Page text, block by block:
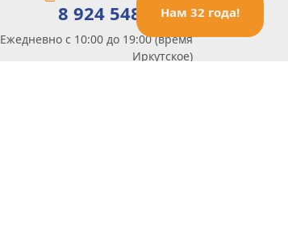
Нам 32 года!
8 924 548 85 07
Ежедневно с 10:00 до 19:00 (время
Иркутское)